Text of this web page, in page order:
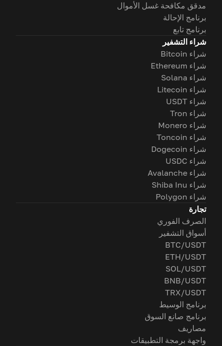
مدقق مكافحة غسل الأموال
برنامج الإحالة
برنامج تابع
شراء التشفير
شراء Bitcoin
شراء Ethereum
شراء Solana
شراء Litecoin
شراء USDT
شراء Tron
شراء Monero
شراء Toncoin
شراء Dogecoin
شراء USDC
شراء Avalanche
شراء Shiba Inu
شراء Polygon
تجارة
الصرف الفوري
أسواق التشفير
BTC/USDT
ETH/USDT
SOL/USDT
BNB/USDT
TRX/USDT
برنامج الوسيط
برنامج صانع السوق
مصاريف
واجهة برمجة التطبيقات